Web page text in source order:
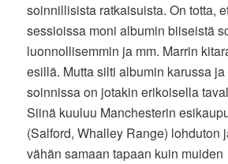
soinnillisista ratkaisuista. On totta,
sessioissa moni albumin biiseistä
luonnollisemmin ja mm. Marrin
esillä. Mutta silti albumin karussa
soinnissa on jotakin erikoisella
Siinä kuuluu Manchesterin
(Salford, Whalley Range) lohduton
vähän samaan tapaan kuin muiden